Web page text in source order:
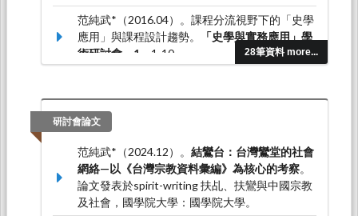
28筆資料 more...
范純武*（2016.04）。課程分流視野下的「史學
應用」與課程設計趨勢。
「史學與實務應用」學
術研討會，1
，1-10。
─以天津天后宮行會圖為中心的考察。媽祖與民
間信仰：研究通訊，3
研討會論文
范純武*（2024.12）。 結鸞台：台灣鸞堂的社會
網絡—以《台灣宗教資料彙編》為核心的考察。
論文發表於spirit-writing 扶乩、扶鸞與中國宗教
及社會，國學院大學：國學院大學。